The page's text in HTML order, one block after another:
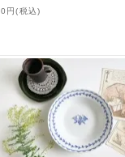
0円(税込)